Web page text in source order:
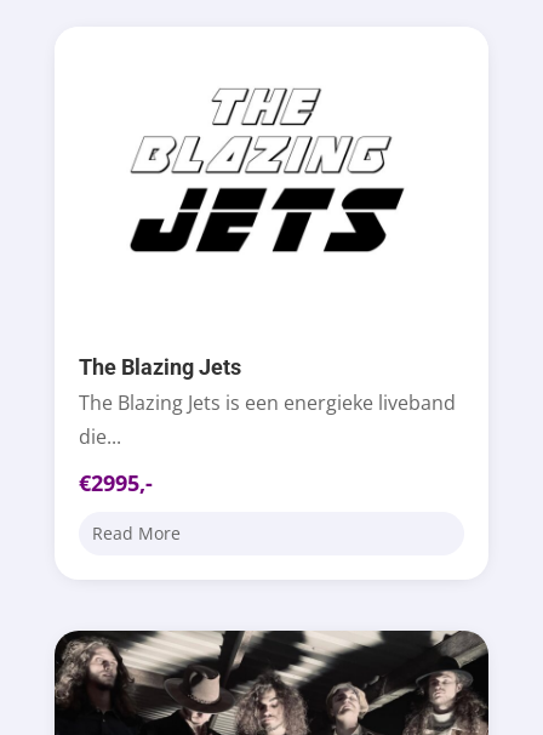
The Blazing Jets
The Blazing Jets is een energieke liveband
die...
€2995,-
Read More